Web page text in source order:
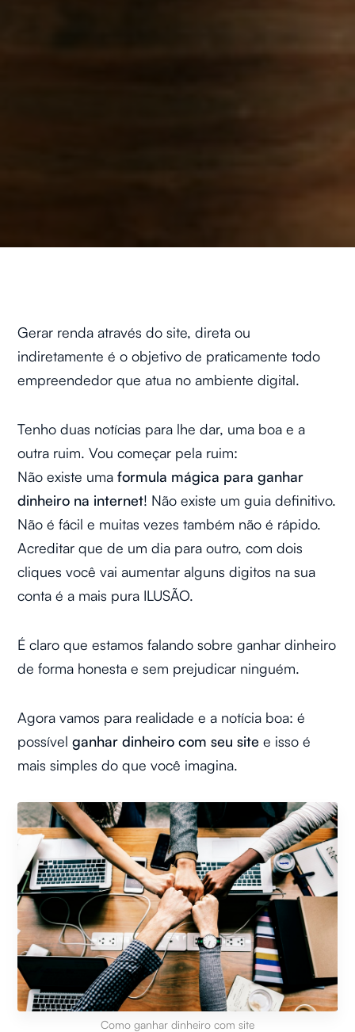
Gerar renda através do site, direta ou
indiretamente é o objetivo de praticamente todo
empreendedor que atua no ambiente digital.
Tenho duas notícias para lhe dar, uma boa e a
outra ruim. Vou começar pela ruim:
Não existe umaformula mágica para ganhar
dinheiro na internet! Não existe um guia definitivo.
Não é fácil e muitas vezes também não é rápido.
Acreditar que de um dia para outro, com dois
cliques você vai aumentar alguns digitos na sua
conta é a mais pura ILUSÃO.
É claro que estamos falando sobre ganhar dinheiro
de forma honesta e sem prejudicar ninguém.
Agora vamos para realidade e a notícia boa: é
possívelganhar dinheiro com seu site e isso é
mais simples do que você imagina.
Como ganhar dinheiro com site